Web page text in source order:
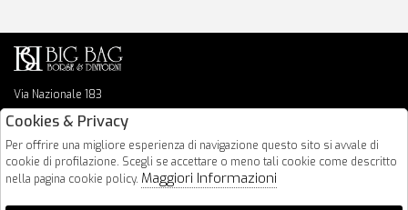
Via Nazionale 183
64026 Roseto Degli Abruzzi
info@bigbagshoponline.it
follow us
Cookies & Privacy
Per offrire una migliore esperienza di navigazione questo sito si avvale di
cookie di profilazione. Scegli se accettare o meno tali cookie come descritto
nella pagina cookie policy. Maggiori Informazioni